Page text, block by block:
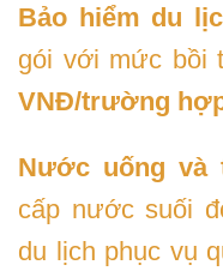
Bảo hiểm du
gói với mức bồi
VNĐ/trường
Nước uống và
cấp nước suối
du lịch phục vụ